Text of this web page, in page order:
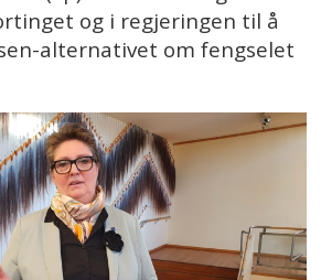
og i regjeringen til å
alternativet om fengselet